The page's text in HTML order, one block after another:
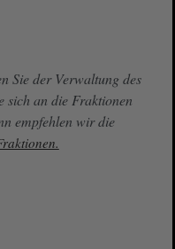
Sie der Verwaltung des
sich an die Fraktionen
empfehlen wir die